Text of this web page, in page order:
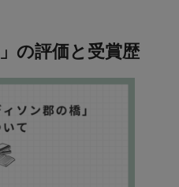
の評価と受賞歴